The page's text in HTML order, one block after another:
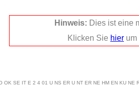
OK SE IT E 2 4 01 U NS ER U NT ER NE HM EN KU
Hinweis: Dies ist eine
Klicken Sie hier um